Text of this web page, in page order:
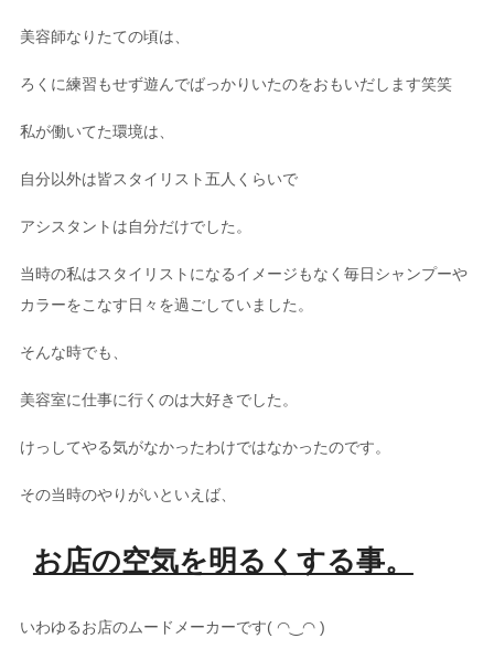
美容師なりたての頃は、
ろくに練習もせず遊んでばっかりいたのをおもいだします笑笑
私が働いてた環境は、
自分以外は皆スタイリスト五人くらいで
アシスタントは自分だけでした。
当時の私はスタイリストになるイメージもなく毎日シャンプーや
カラーをこなす日々を過ごしていました。
そんな時でも、
美容室に仕事に行くのは大好きでした。
けっしてやる気がなかったわけではなかったのです。
その当時のやりがいといえば、
お店の空気を明るくする事。
いわゆるお店のムードメーカーです( ◠‿◠ )